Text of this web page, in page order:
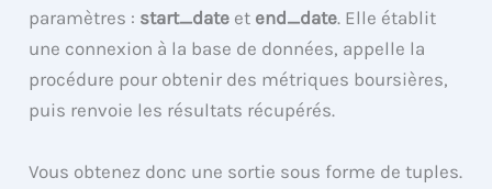
paramètres : start_date et end_date. Elle établit
une connexion à la base de données, appelle la
procédure pour obtenir des métriques boursières,
puis renvoie les résultats récupérés.
Vous obtenez donc une sortie sous forme de tuples.